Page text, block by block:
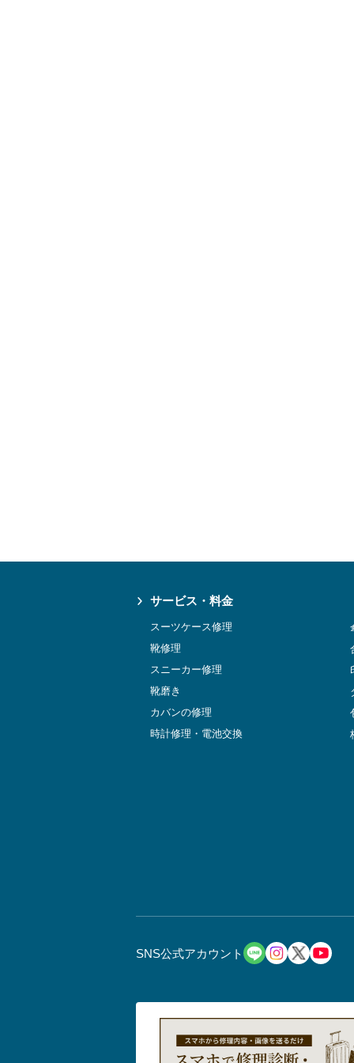
サービス・料金
スーツケース修理
靴修理
スニーカー修理
靴磨き
カバンの修理
時計修理・電池交換
SNS公式アカウント